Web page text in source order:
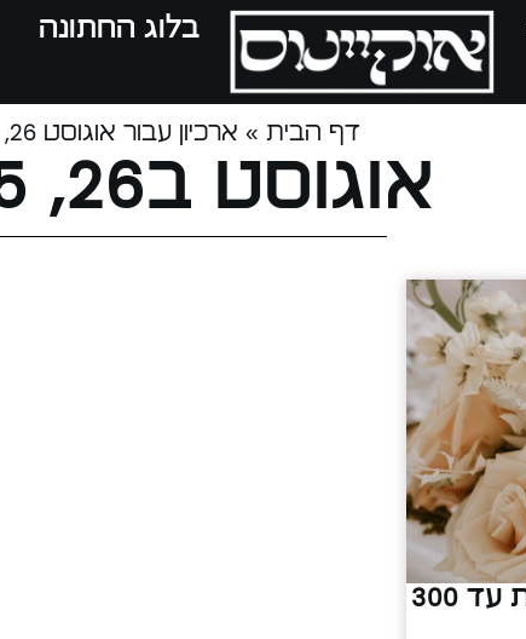
בלוג החתונה
דף הבית » ארכיון עבור אוגוסט 26, 2025
אוגוסט ב26, 2025
איך לתכנן חתונה אינטימית עד 300